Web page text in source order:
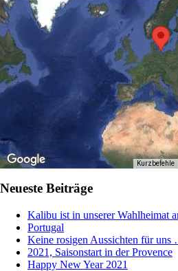
Kurzbefehle
Neueste Beiträge
Kalibu ist in unserer Wahlheimat
Portugal
Keine rosigen Aussichten für uns
2021, Saisonstart in der Provence
Happy New Year 2021